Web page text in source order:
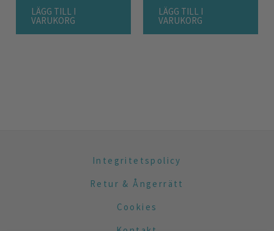
LÄGG TILL I
VARUKORG
LÄGG TILL I
VARUKORG
Integritetspolicy
Retur & Ångerrätt
Cookies